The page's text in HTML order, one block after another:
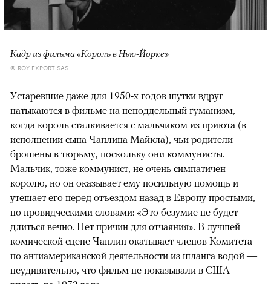
Кадр из фильма «Король в Нью-Йорке»
© ROY EXPORT SAS
Устаревшие даже для 1950-х годов шутки вдруг
натыкаются в фильме на неподдельный гуманизм,
когда король сталкивается с мальчиком из приюта (в
исполнении сына Чаплина Майкла), чьи родители
брошены в тюрьму, поскольку они коммунисты.
Мальчик, тоже коммунист, не очень симпатичен
королю, но он оказывает ему посильную помощь и
утешает его перед отъездом назад в Европу простыми,
но провидческими словами: «Это безумие не будет
длиться вечно. Нет причин для отчаяния». В лучшей
комической сцене Чаплин окатывает членов Комитета
по антиамериканской деятельности из шланга водой —
неудивительно, что фильм не показывали в США